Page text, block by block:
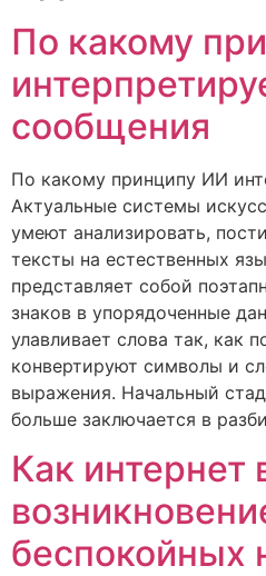
По какому
сообщения
По какому принципу ИИ
Актуальные системы
умеют анализировать,
тексты на естественных
представляет собой
знаков в упорядоченные
улавливает слова так, как
конвертируют символы и
выражения. Начальный
больше заключается в
Как интернет
беспокойных